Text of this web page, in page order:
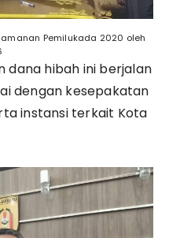
Pemilukada 2020 oleh
dana hibah ini berjalan
dengan kesepakatan
instansi terkait Kota